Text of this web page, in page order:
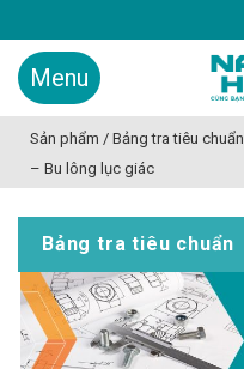
to
content
Sản phẩm / Bảng tra tiêu chuẩn
– Bu lông lục giác
Bảng tra tiêu chuẩn